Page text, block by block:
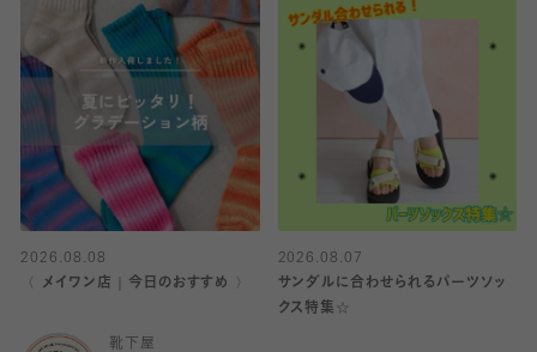
2026.08.08
〈 メイワン店｜今日のおすすめ 〉
靴下屋
2026.08.07
サンダルに合わせられるパーツソッ
クス特集☆